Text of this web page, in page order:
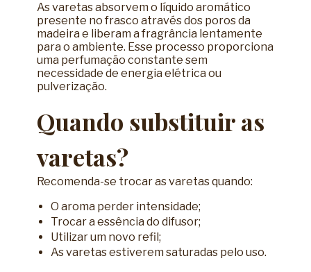
As varetas absorvem o líquido aromático
presente no frasco através dos poros da
madeira e liberam a fragrância lentamente
para o ambiente. Esse processo proporciona
uma perfumação constante sem
necessidade de energia elétrica ou
pulverização.
Quando substituir as
varetas?
Recomenda-se trocar as varetas quando:
O aroma perder intensidade;
Trocar a essência do difusor;
Utilizar um novo refil;
As varetas estiverem saturadas pelo uso.